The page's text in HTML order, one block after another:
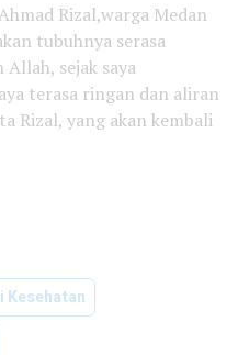
Rizal,warga Medan
tubuhnya serasa
sejak saya
terasa ringan dan aliran
Rizal, yang akan kembali
Kesehatan